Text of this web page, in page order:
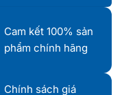
Cam kết 100% sản
phẩm chính hãng
Chính sách giá